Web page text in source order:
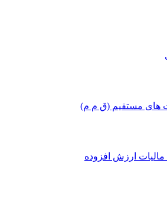
های مستقیم (ق م م)
مالیات ارزش افزوده